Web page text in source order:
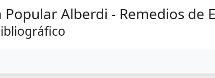
Popular Alberdi - Remedios de